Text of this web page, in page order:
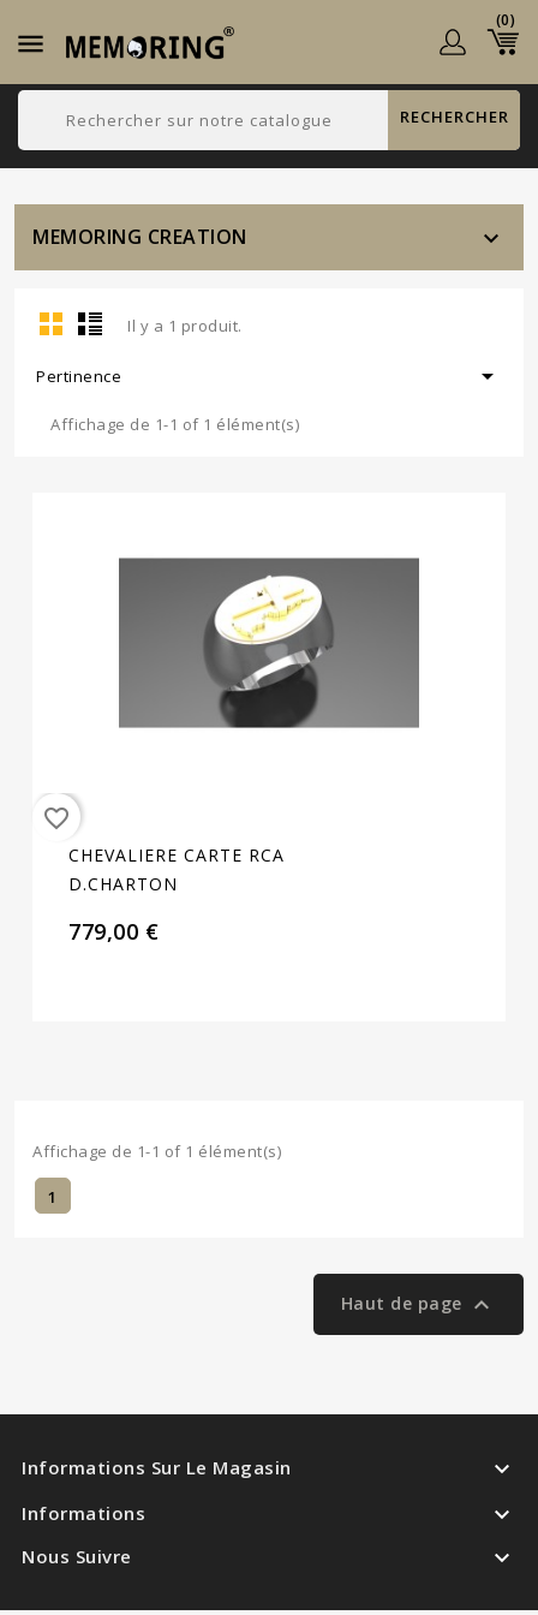

(0)
RECHERCHER
MEMORING CREATION 
Il y a 1 produit.
Pertinence 
Affichage de 1-1 of 1 élément(s)
favorite_border
CHEVALIERE CARTE RCA
D.CHARTON
779,00 €
Affichage de 1-1 of 1 élément(s)
1
Haut de page 
Informations Sur Le Magasin 
Informations 
Nous Suivre 